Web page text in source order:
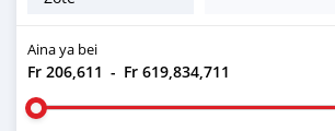
Aina ya bei
Fr 206,611 - Fr 619,834,711